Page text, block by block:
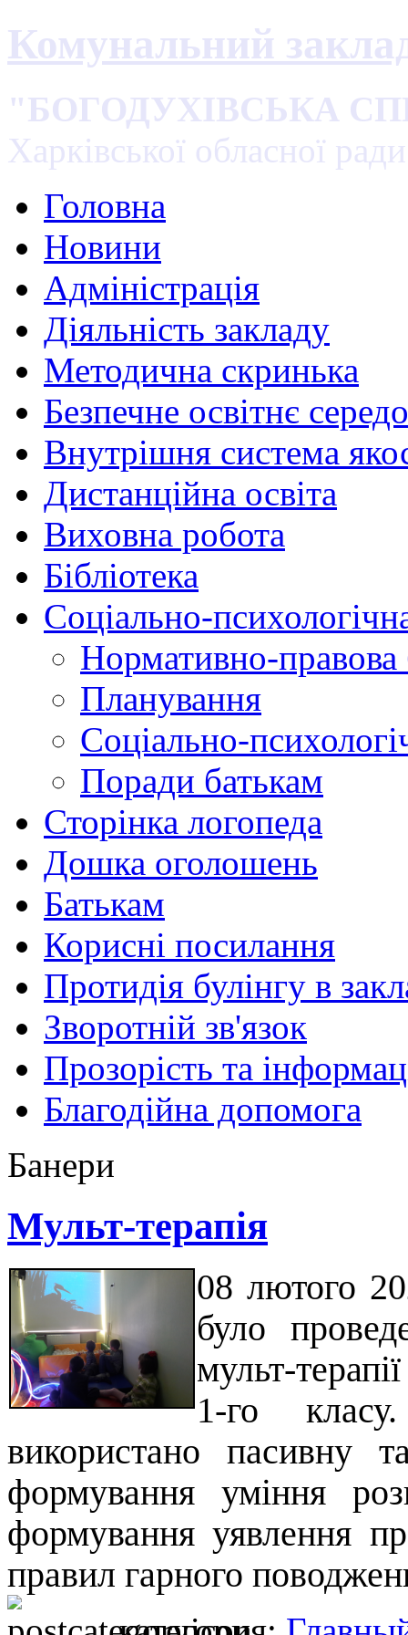
Комунальний
"БОГОДУХІВСЬКА
Харківської обласної ради
Головна
Новини
Адміністрація
Діяльність закладу
Методична скринька
Безпечне освітнє
Внутрішня система
Дистанційна освіта
Виховна робота
Бібліотека
Соціально-
Нормативно-правова
Планування
Соціально-
Поради батькам
Сторінка логопеда
Дошка оголошень
Батькам
Корисні посилання
Протидія булінгу в
Зворотній зв'язок
Прозорість та
Благодійна допомога
Банери
Мульт-терапія
08 лютого
було
мульт-
1-го
використано пасивну
формування уміння
формування уявлення
правил гарного